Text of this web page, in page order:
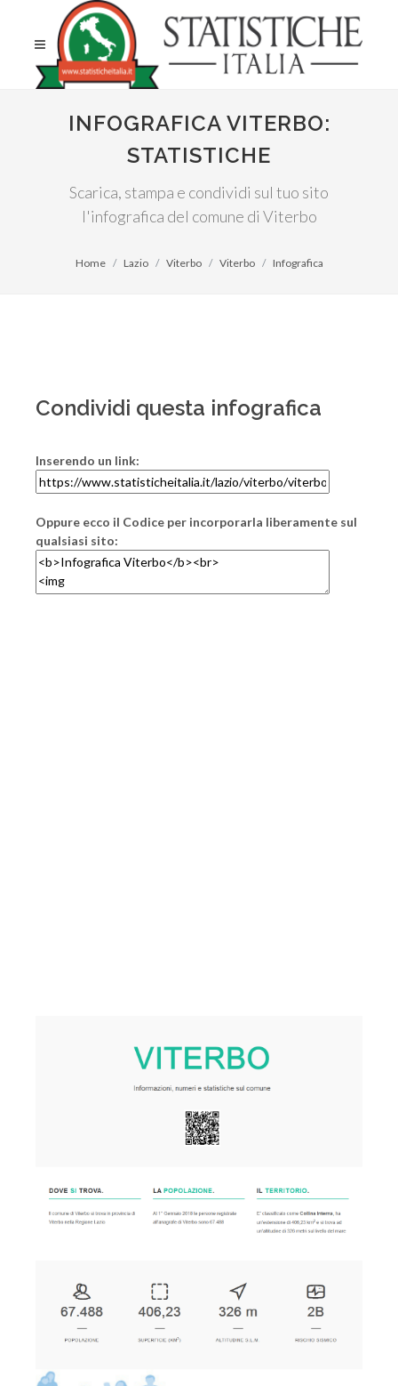
INFOGRAFICA VITERBO:
STATISTICHE
Scarica, stampa e condividi sul tuo sito
l'infografica del comune di Viterbo
Home Lazio Viterbo Viterbo Infografica
Condividi questa infografica
Inserendo un link:
Oppure ecco il Codice per incorporarla liberamente sul
qualsiasi sito: